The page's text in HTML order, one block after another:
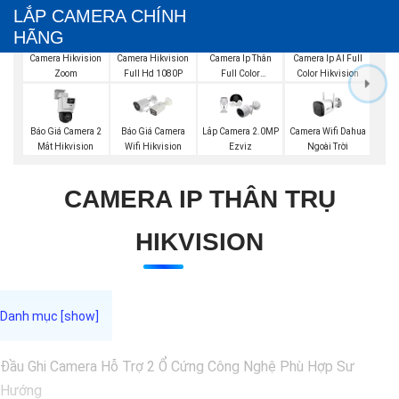
LẮP CAMERA CHÍNH
HÃNG
Camera Hikvision
Zoom
Camera Hikvision
Full Hd 1080P
Camera Ip Thân
Full Color
Camera Ip AI Full
Color Hikvision
Báo Giá Camera 2
Mắt Hikvision
Báo Giá Camera
Wifi Hikvision
Lắp Camera 2.0MP
Ezviz
Camera Wifi Dahua
Ngoài Trời
CAMERA IP THÂN TRỤ
HIKVISION
Đầu Ghi Camera Hỗ Trợ 2 Ổ Cứng Công Nghệ Phù Hợp Sư
Hướng